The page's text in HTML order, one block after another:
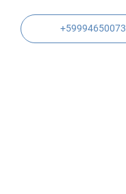
+59994650073